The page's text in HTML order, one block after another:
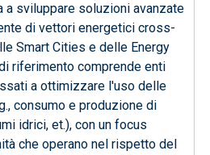
a sviluppare soluzioni avanzate
di vettori energetici cross-
Smart Cities e delle Energy
riferimento comprende enti
a ottimizzare l'uso delle
consumo e produzione di
idrici, et.), con un focus
che operano nel rispetto del